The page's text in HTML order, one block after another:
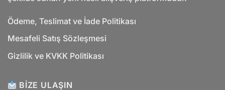
Ödeme, Teslimat ve İade Politikası
Mesafeli Satış Sözleşmesi
Gizlilik ve KVKK Politikası
BIZE ULAŞIN